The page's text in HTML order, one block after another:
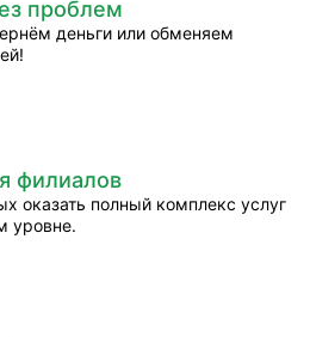
проблем
деньги или обменяем
филиалов
оказать полный комплекс услуг
уровне.